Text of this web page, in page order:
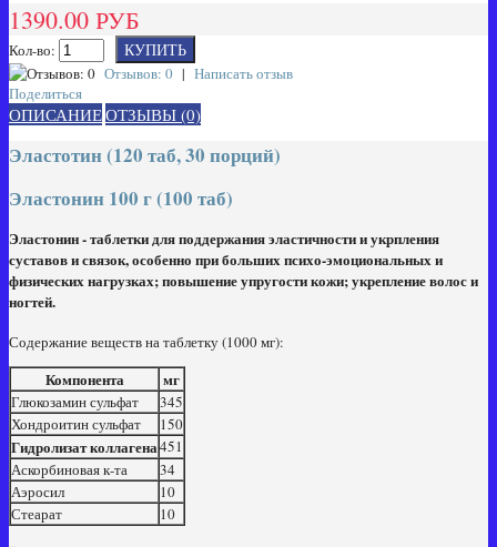
1390.00 РУБ
Кол-во:
Отзывов: 0 | Написать отзыв
Поделиться
ОПИСАНИЕОТЗЫВЫ (0)
Эластотин (120 таб, 30 порций)
Эластонин 100 г (100 таб)
Эластонин - таблетки для поддержания эластичности и укрпления
суставов и связок, особенно при больших психо-эмоциональных и
физических нагрузках; повышение упругости кожи; укрепление волос и
ногтей.
Содержание веществ на таблетку (1000 мг):
Компонента мг
Глюкозамин сульфат
345
Хондроитин сульфат
150
Гидролизат коллагена451
Аскорбиновая к-та
34
Аэросил
10
Стеарат
10